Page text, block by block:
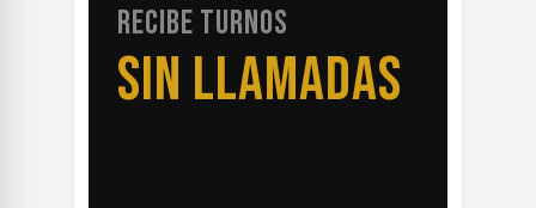
RECIBE TURNOS
SIN LLAMADAS